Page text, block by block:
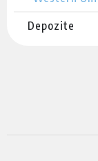
Depozite